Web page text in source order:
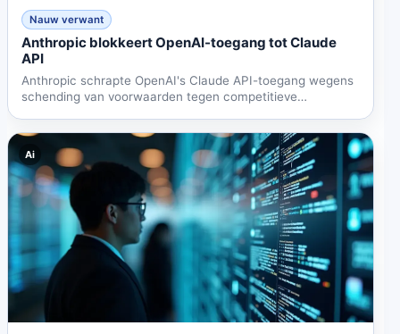
Nauw verwant
Anthropic blokkeert OpenAI-toegang tot Claude
API
Anthropic schrapte OpenAI's Claude API-toegang wegens
schending van voorwaarden tegen competitieve
Ai